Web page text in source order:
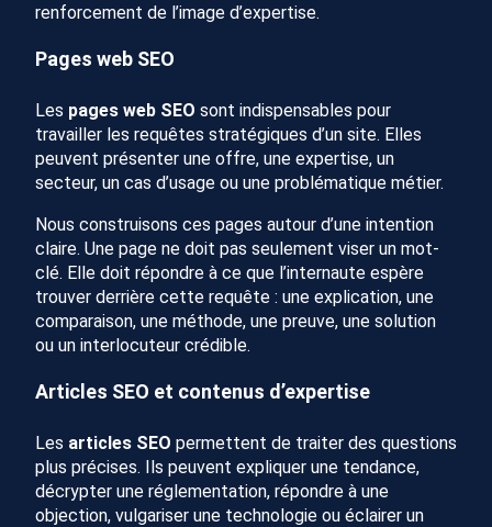
renforcement de l’image d’expertise.
Pages web SEO
Les pages web SEO sont indispensables pour
travailler les requêtes stratégiques d’un site. Elles
peuvent présenter une offre, une expertise, un
secteur, un cas d’usage ou une problématique métier.
Nous construisons ces pages autour d’une intention
claire. Une page ne doit pas seulement viser un mot-
clé. Elle doit répondre à ce que l’internaute espère
trouver derrière cette requête : une explication, une
comparaison, une méthode, une preuve, une solution
ou un interlocuteur crédible.
Articles SEO et contenus d’expertise
Les articles SEO permettent de traiter des questions
plus précises. Ils peuvent expliquer une tendance,
décrypter une réglementation, répondre à une
objection, vulgariser une technologie ou éclairer un